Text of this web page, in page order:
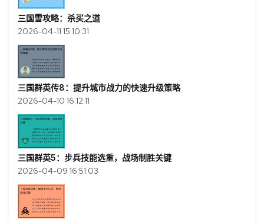
三国雪攻略：杀买之道
2026-04-11 15:10:31
三国群英传8：提升城市战力的快速升级策略
2026-04-10 16:12:11
三国群英5：步兵技能选重，战场制胜关键
2026-04-09 16:51:03